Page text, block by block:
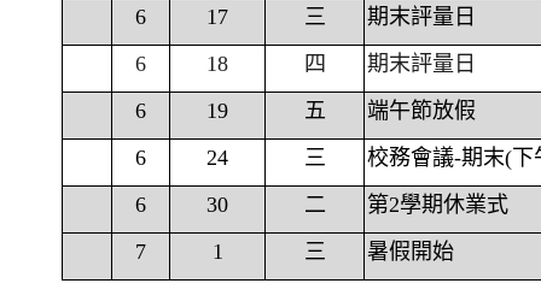
6
17 三
期末評量日
6
18 四
期末評量日
6
19 五
端午節放假
6
24 三
校務會議-期末(下
6
30 二
第2學期休業式
7
1 三 暑假開始